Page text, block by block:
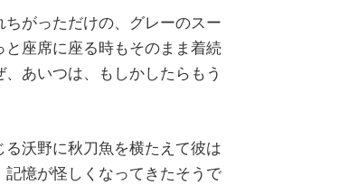
ちがっただけの、グレーのスー
座席に座る時もそのまま着続
あいつは、もしかしたらもう
沃野に秋刀魚を横たえて彼は
憶が怪しくなってきたそうで